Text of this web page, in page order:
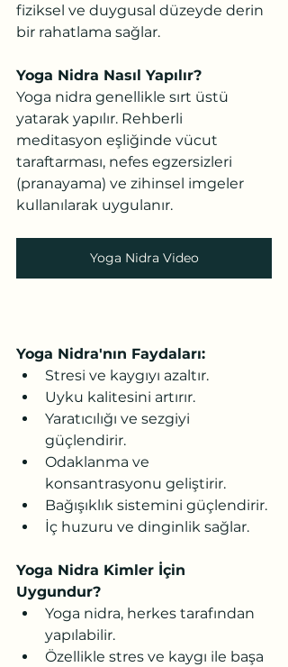
fiziksel ve duygusal düzeyde derin
bir rahatlama sağlar.
Yoga Nidra Nasıl Yapılır?
Yoga nidra genellikle sırt üstü
yatarak yapılır. Rehberli
meditasyon eşliğinde vücut
taraftarması, nefes egzersizleri
(pranayama) ve zihinsel imgeler
kullanılarak uygulanır.
Yoga Nidra Video
Yoga Nidra'nın Faydaları:
Stresi ve kaygıyı azaltır.
Uyku kalitesini artırır.
Yaratıcılığı ve sezgiyi
güçlendirir.
Odaklanma ve
konsantrasyonu geliştirir.
Bağışıklık sistemini güçlendirir.
İç huzuru ve dinginlik sağlar.
Yoga Nidra Kimler İçin
Uygundur?
Yoga nidra, herkes tarafından
yapılabilir.
Özellikle stres ve kaygı ile başa